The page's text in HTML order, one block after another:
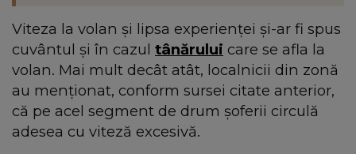
Viteza la volan și lipsa experienței și-ar fi spus
cuvântul și în cazul tânărului care se afla la
volan. Mai mult decât atât, localnicii din zonă
au menționat, conform sursei citate anterior,
că pe acel segment de drum șoferii circulă
adesea cu viteză excesivă.